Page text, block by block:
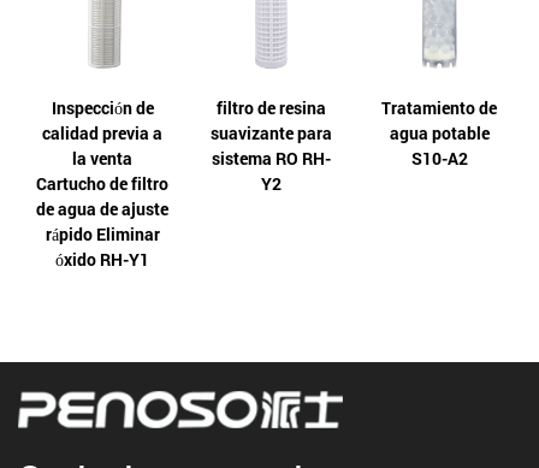
Inspección de
calidad previa a
la venta
Cartucho de filtro
de agua de ajuste
rápido Eliminar
óxido RH-Y1
filtro de resina
suavizante para
sistema RO RH-
Y2
Tratamiento de
agua potable
S10-A2